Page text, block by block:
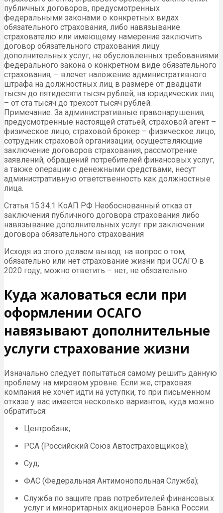
публичных договоров, предусмотренных
федеральными законами о конкретных видах
обязательного страхования, либо навязывание
страхователю или имеющему намерение заключить
договор обязательного страхования лицу
дополнительных услуг, не обусловленных требованиями
федерального закона о конкретном виде обязательного
страхования, – влечет наложение административного
штрафа на должностных лиц в размере от двадцати
тысяч до пятидесяти тысяч рублей; на юридических лиц
– от ста тысяч до трехсот тысяч рублей.
Примечание. За административные правонарушения,
предусмотренные настоящей статьей, страховой агент –
физическое лицо, страховой брокер – физическое лицо,
сотрудник страховой организации, осуществляющие
заключение договоров страхования, рассмотрение
заявлений, обращений потребителей финансовых услуг,
а также операции с денежными средствами, несут
административную ответственность как должностные
лица.
Статья 15.34.1 КоАП РФ Необоснованный отказ от
заключения публичного договора страхования либо
навязывание дополнительных услуг при заключении
договора обязательного страхования
Исходя из этого делаем вывод: на вопрос о том,
обязательно или нет страхование жизни при ОСАГО в
2020 году, можно ответить – нет, не обязательно.
Куда жаловаться если при
оформлении ОСАГО
навязывают дополнительные
услуги страхование жизни
Изначально следует попытаться самому решить данную
проблему на мировом уровне. Если же, страховая
компания не хочет идти на уступки, то при письменном
отказе у вас имеется несколько вариантов, куда можно
обратиться:
Центробанк;
РСА (Российский Союз Автостраховщиков);
Суд;
ФАС (Федеральная Антимонопольная Служба);
Служба по защите прав потребителей финансовых
услуг и миноритарных акционеров Банка России.